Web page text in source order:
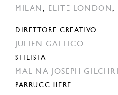
MILAN, ELITE LONDON,
DIRETTORE CREATIVO
JULIEN GALLICO
STILISTA
MALINA JOSEPH
PARRUCCHIERE